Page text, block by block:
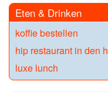
Eten & Drinken
koffie bestellen
hip restaurant in den
luxe lunch